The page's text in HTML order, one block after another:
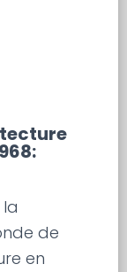
de
en